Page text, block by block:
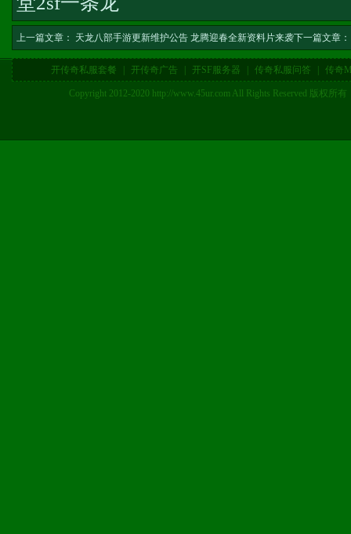
上一篇文章： 天龙八部手游更新维护公告 龙腾迎春全新资料片来袭下一篇文章
开传奇私服套餐 开传奇广告 开SF服务器 传奇私服问答 传奇
Copyright 2012-2020 http://www.45ur.com All Rights Reserved 版权